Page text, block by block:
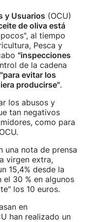
y Usuarios (OCU)
de oliva está
al tiempo
Pesca y
"inspecciones
de la cadena
"para evitar los
producirse".
los abusos y
tan negativos
como para
una nota de prensa
virgen extra,
15,4% desde la
el 30 % en algunos
los 10 euros.
en
han realizado un